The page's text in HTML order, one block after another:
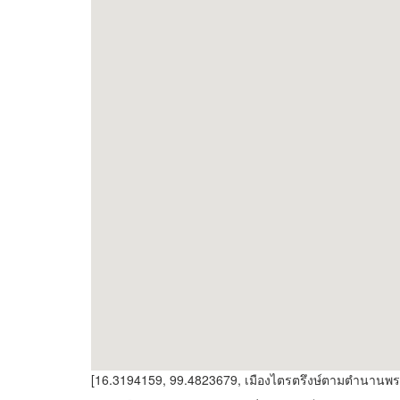
[16.3194159, 99.4823679, เมืองไตรตรึงษ์ตามตำนานพ